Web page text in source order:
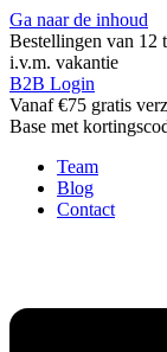
Ga naar de inhoud
Bestellingen van 12
i.v.m. vakantie
B2B Login
Vanaf €75 gratis
Base met
Team
Blog
Contact